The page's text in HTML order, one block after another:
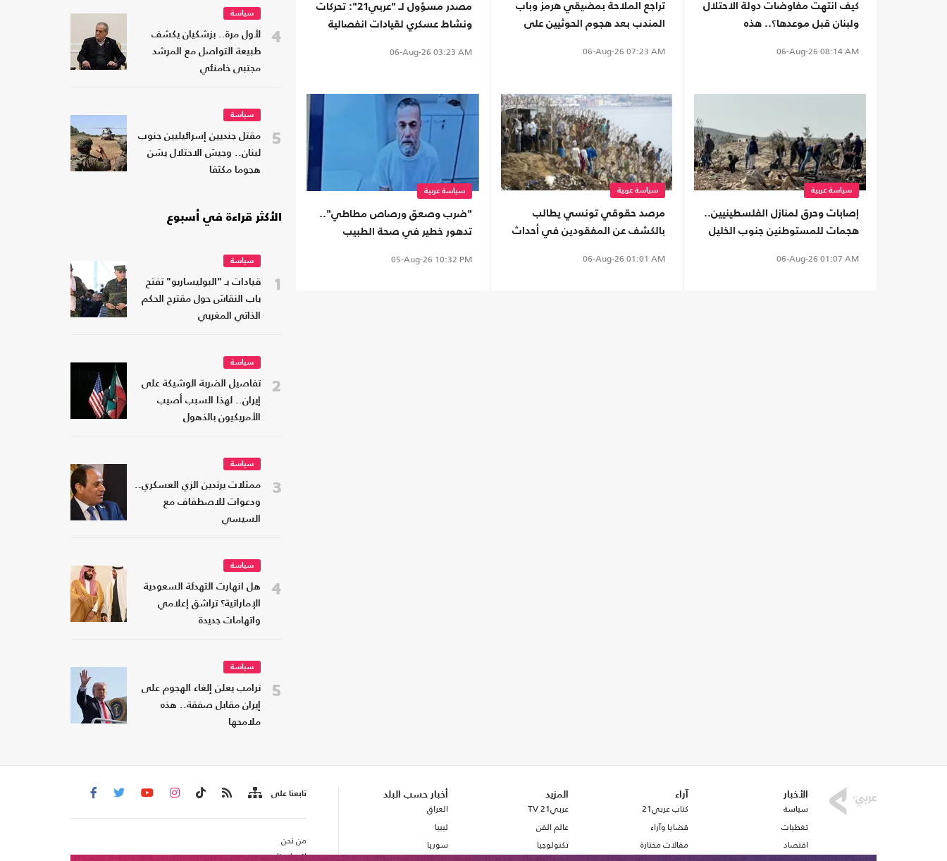
كيف انتهت مفاوضات دولة الاحتلال
ولبنان قبل موعدها؟.. هذه
06-Aug-26 08:14 AM
تراجع الملاحة بمضيقي هرمز وباب
المندب بعد هجوم الحوثيين على
06-Aug-26 07:23 AM
مصدر مسؤول لـ "عربي21": تحركات
ونشاط عسكري لقيادات انفصالية
06-Aug-26 03:23 AM
سياسة عربية
إصابات وحرق لمنازل الفلسطينيين..
هجمات للمستوطنين جنوب الخليل
06-Aug-26 01:07 AM
سياسة عربية
مرصد حقوقي تونسي يطالب
بالكشف عن المفقودين في أحداث
06-Aug-26 01:01 AM
سياسة عربية
"ضرب وصعق ورصاص مطاطي"..
تدهور خطير في صحة الطبيب
05-Aug-26 10:32 PM
4
سياسة
لأول مرة.. بزشكيان يكشف
طبيعة التواصل مع المرشد
مجتبى خامنئي
5
سياسة
مقتل جنديين إسرائيليين جنوب
لبنان.. وجيش الاحتلال يشن
هجوما مكثفا
الأكثر قراءة في أسبوع
1
سياسة
قيادات بـ "البوليساريو" تفتح
باب النقاش حول مقترح الحكم
الذاتي المغربي
2
سياسة
تفاصيل الضربة الوشيكة على
إيران.. لهذا السبب أصيب
الأمريكيون بالذهول
3
سياسة
ممثلات يرتدين الزي العسكري..
ودعوات للاصطفاف مع
السيسي
4
سياسة
هل انهارت التهدئة السعودية
الإماراتية؟ تراشق إعلامي
واتهامات جديدة
5
سياسة
ترامب يعلن إلغاء الهجوم على
إيران مقابل صفقة.. هذه
ملامحها
الأخبار
سياسة
تغطيات
اقتصاد
آراء
كتاب عربي21
قضايا وآراء
مقالات مختارة
المزيد
عربي21 TV
عالم الفن
تكنولوجيا
أخبار حسب البلد
العراق
ليبيا
سوريا
تابعنا على
من نحن
اتصل بنا